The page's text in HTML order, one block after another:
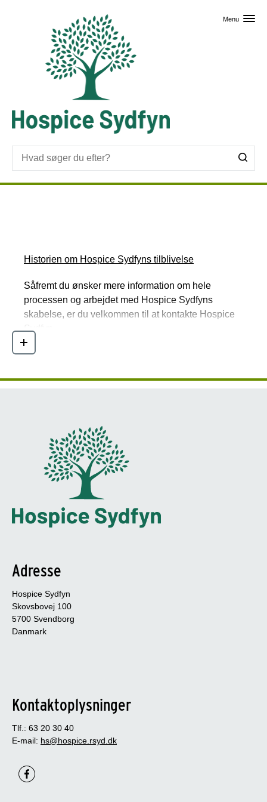
Menu
Historien om Hospice Sydfyns tilblivelse
Såfremt du ønsker mere information om hele
processen og arbejdet med Hospice Sydfyns
skabelse, er du velkommen til at kontakte Hospice
Sydfyn.
Læs mere
Adresse
Hospice Sydfyn
Skovsbovej 100
5700 Svendborg
Danmark
Kontaktoplysninger
Tlf.: 63 20 30 40
E-mail: hs@hospice.rsyd.dk